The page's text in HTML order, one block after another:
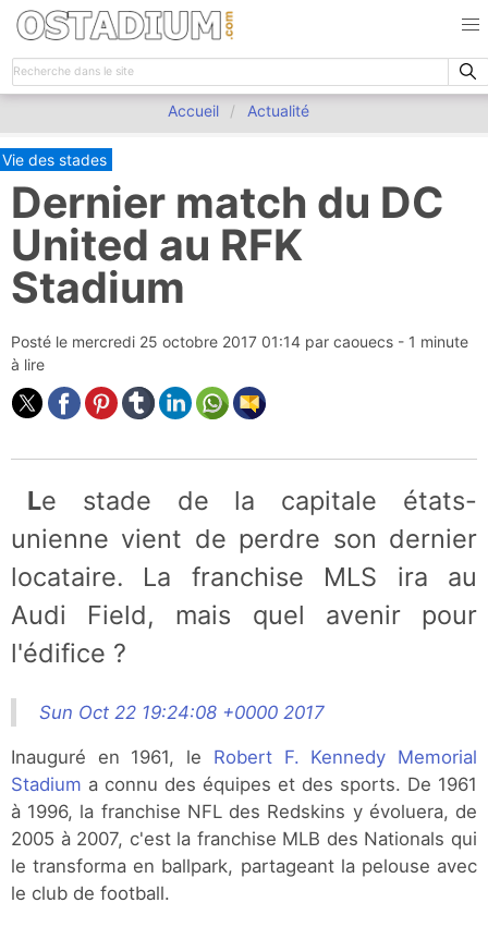
Accueil Actualité
Vie des stades
Dernier match du DC
United au RFK
Stadium
Posté le mercredi 25 octobre 2017 01:14 par caouecs - 1 minute
à lire
Le stade de la capitale états-
unienne vient de perdre son dernier
locataire. La franchise MLS ira au
Audi Field, mais quel avenir pour
l'édifice ?
Sun Oct 22 19:24:08 +0000 2017
Inauguré en 1961, le Robert F. Kennedy Memorial
Stadium a connu des équipes et des sports. De 1961
à 1996, la franchise NFL des Redskins y évoluera, de
2005 à 2007, c'est la franchise MLB des Nationals qui
le transforma en ballpark, partageant la pelouse avec
le club de football.